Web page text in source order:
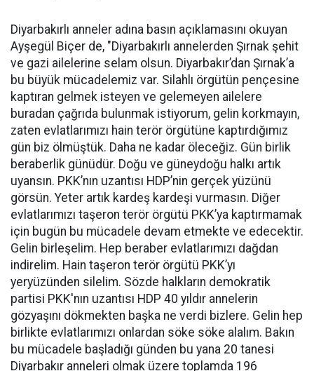
Diyarbakırlı anneler adına basın açıklamasını okuyan
Ayşegül Biçer de, "Diyarbakırlı annelerden Şırnak şehit
ve gazi ailelerine selam olsun. Diyarbakır’dan Şırnak’a
bu büyük mücadelemiz var. Silahlı örgütün pençesine
kaptıran gelmek isteyen ve gelemeyen ailelere
buradan çağrıda bulunmak istiyorum, gelin korkmayın,
zaten evlatlarımızı hain terör örgütüne kaptırdığımız
gün biz ölmüştük. Daha ne kadar öleceğiz. Gün birlik
beraberlik günüdür. Doğu ve güneydoğu halkı artık
uyansın. PKK’nın uzantısı HDP’nin gerçek yüzünü
görsün. Yeter artık kardeş kardeşi vurmasın. Diğer
evlatlarımızı taşeron terör örgütü PKK’ya kaptırmamak
için bugün bu mücadele devam etmekte ve edecektir.
Gelin birleşelim. Hep beraber evlatlarımızı dağdan
indirelim. Hain taşeron terör örgütü PKK’yı
yeryüzünden silelim. Sözde halkların demokratik
partisi PKK'nın uzantısı HDP 40 yıldır annelerin
gözyaşını dökmekten başka ne verdi bizlere. Gelin hep
birlikte evlatlarımızı onlardan söke söke alalım. Bakın
bu mücadele başladığı günden bu yana 20 tanesi
Diyarbakır anneleri olmak üzere toplamda 196